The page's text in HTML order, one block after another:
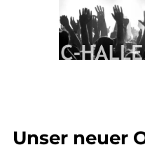
Unser neuer